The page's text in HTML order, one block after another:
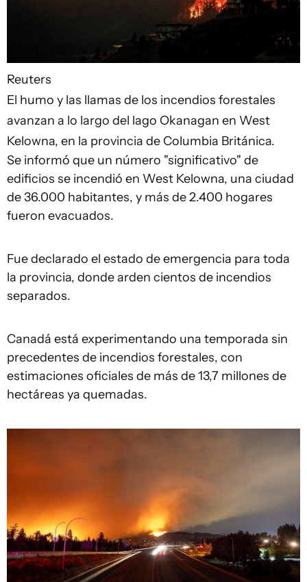
Reuters
El humo y las llamas de los incendios forestales
avanzan a lo largo del lago Okanagan en West
Kelowna, en la provincia de Columbia Británica.
Se informó que un número "significativo" de
edificios se incendió en West Kelowna, una ciudad
de 36.000 habitantes, y más de 2.400 hogares
fueron evacuados.
Fue declarado el estado de emergencia para toda
la provincia, donde arden cientos de incendios
separados.
Canadá está experimentando una temporada sin
precedentes de incendios forestales, con
estimaciones oficiales de más de 13,7 millones de
hectáreas ya quemadas.